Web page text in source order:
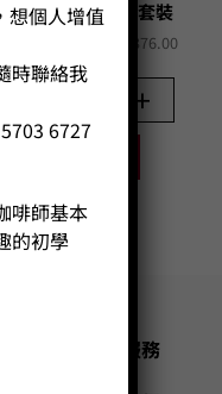
冰淇淋勺和托盤套裝
Original
HK$470.00.
376.00Current
+
客戶服務
想個人增值
時聯絡我
6727
啡師基本
的初學